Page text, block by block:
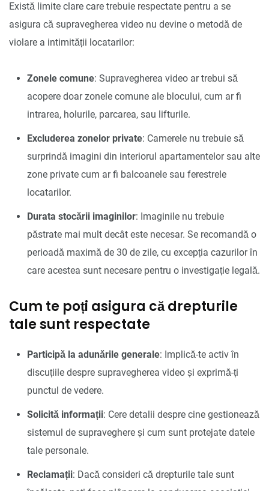
Există limite clare care trebuie respectate pentru a se
asigura că supravegherea video nu devine o metodă de
violare a intimității locatarilor:
Zonele comune: Supravegherea video ar trebui să
acopere doar zonele comune ale blocului, cum ar fi
intrarea, holurile, parcarea, sau lifturile.
Excluderea zonelor private: Camerele nu trebuie să
surprindă imagini din interiorul apartamentelor sau alte
zone private cum ar fi balcoanele sau ferestrele
locatarilor.
Durata stocării imaginilor: Imaginile nu trebuie
păstrate mai mult decât este necesar. Se recomandă o
perioadă maximă de 30 de zile, cu excepția cazurilor în
care acestea sunt necesare pentru o investigație legală.
Cum te poți asigura că drepturile
tale sunt respectate
Participă la adunările generale: Implică-te activ în
discuțiile despre supravegherea video și exprimă-ți
punctul de vedere.
Solicită informații: Cere detalii despre cine gestionează
sistemul de supraveghere și cum sunt protejate datele
tale personale.
Reclamații: Dacă consideri că drepturile tale sunt